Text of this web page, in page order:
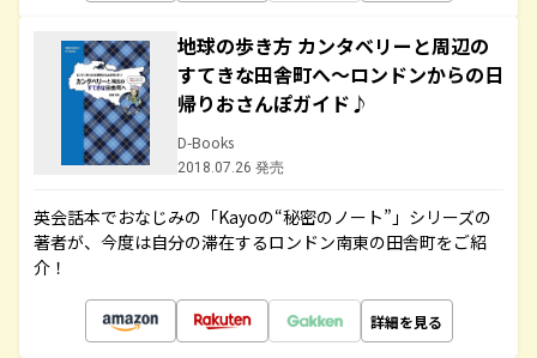
地球の歩き方 カンタベリーと周辺の
すてきな田舎町へ～ロンドンからの日
帰りおさんぽガイド♪
D-Books
2018.07.26 発売
英会話本でおなじみの「Kayoの“秘密のノート”」シリーズの
著者が、今度は自分の滞在するロンドン南東の田舎町をご紹
介！
詳細を見る